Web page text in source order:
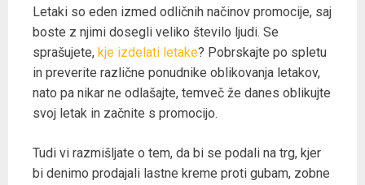
Letaki so eden izmed odličnih načinov promocije, saj
boste z njimi dosegli veliko število ljudi. Se
sprašujete, kje izdelati letake? Pobrskajte po spletu
in preverite različne ponudnike oblikovanja letakov,
nato pa nikar ne odlašajte, temveč že danes oblikujte
svoj letak in začnite s promocijo.
Tudi vi razmišljate o tem, da bi se podali na trg, kjer
bi denimo prodajali lastne kreme proti gubam, zobne